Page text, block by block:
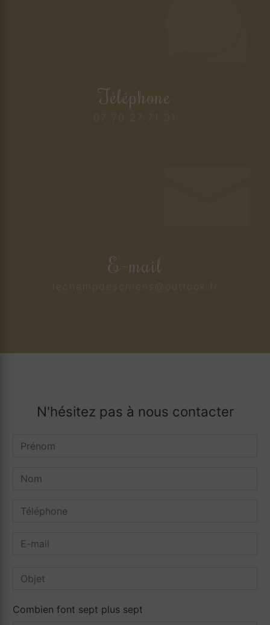
Téléphone
07 70 27 71 31
E-mail
lechampdeschiens@outlook.fr
N'hésitez pas à nous contacter
Combien font sept plus sept